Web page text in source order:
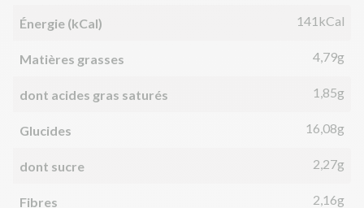
Énergie (kCal) 141kCal
Matières grasses 4,79g
dont acides gras saturés 1,85g
Glucides 16,08g
dont sucre 2,27g
Fibres 2,16g